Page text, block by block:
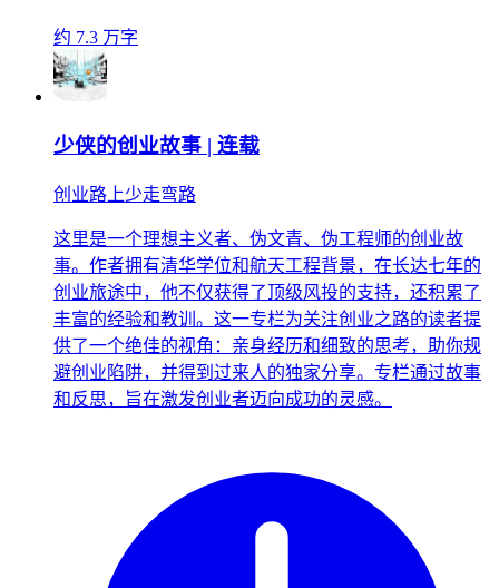
约 7.3 万字
少侠的创业故事 | 连载
创业路上少走弯路
这里是一个理想主义者、伪文青、伪工程师的创业故
事。作者拥有清华学位和航天工程背景，在长达七年的
创业旅途中，他不仅获得了顶级风投的支持，还积累了
丰富的经验和教训。这一专栏为关注创业之路的读者提
供了一个绝佳的视角：亲身经历和细致的思考，助你规
避创业陷阱，并得到过来人的独家分享。专栏通过故事
和反思，旨在激发创业者迈向成功的灵感。